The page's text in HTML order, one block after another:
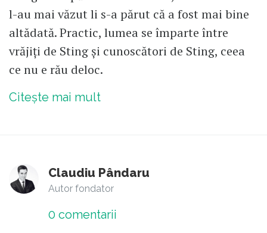
l-au mai văzut li s-a părut că a fost mai bine
altădată. Practic, lumea se împarte între
vrăjiți de Sting și cunoscători de Sting, ceea
ce nu e rău deloc.
Citește mai mult
Claudiu Pândaru
Autor fondator
0 comentarii